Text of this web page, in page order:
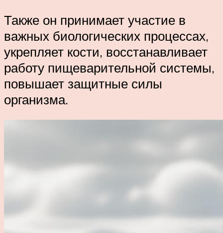
Также он принимает участие в
важных биологических процессах,
укрепляет кости, восстанавливает
работу пищеварительной системы,
повышает защитные силы
организма.